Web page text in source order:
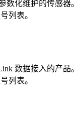
数化维护的传感器。
列表。
数据接入的产品。
列表。